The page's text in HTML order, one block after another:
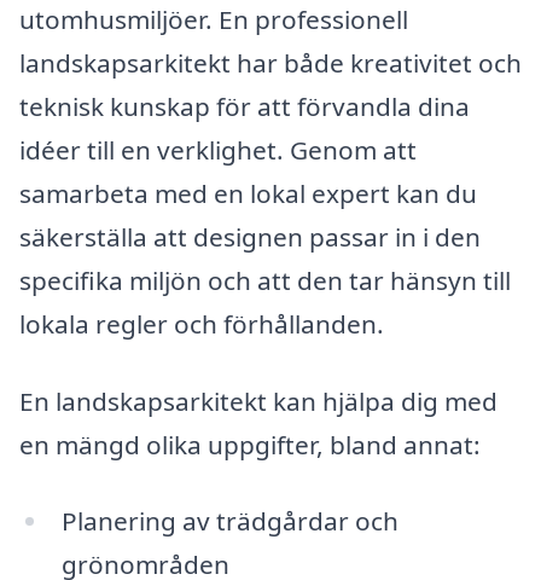
utomhusmiljöer. En professionell
landskapsarkitekt har både kreativitet och
teknisk kunskap för att förvandla dina
idéer till en verklighet. Genom att
samarbeta med en lokal expert kan du
säkerställa att designen passar in i den
specifika miljön och att den tar hänsyn till
lokala regler och förhållanden.
En landskapsarkitekt kan hjälpa dig med
en mängd olika uppgifter, bland annat:
Planering av trädgårdar och
grönområden